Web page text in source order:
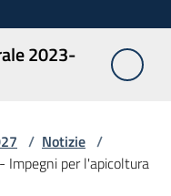
2023-
/ Notizie /
Impegni per l'apicoltura